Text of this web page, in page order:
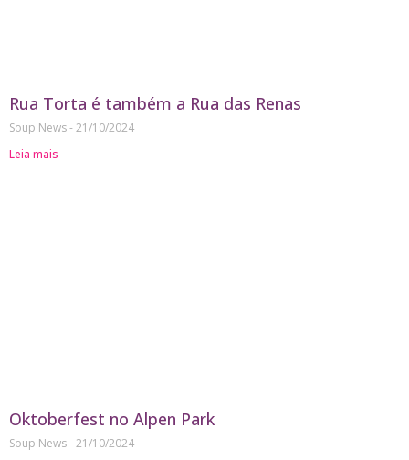
Rua Torta é também a Rua das Renas
Soup News 21/10/2024
Leia mais
Oktoberfest no Alpen Park
Soup News 21/10/2024